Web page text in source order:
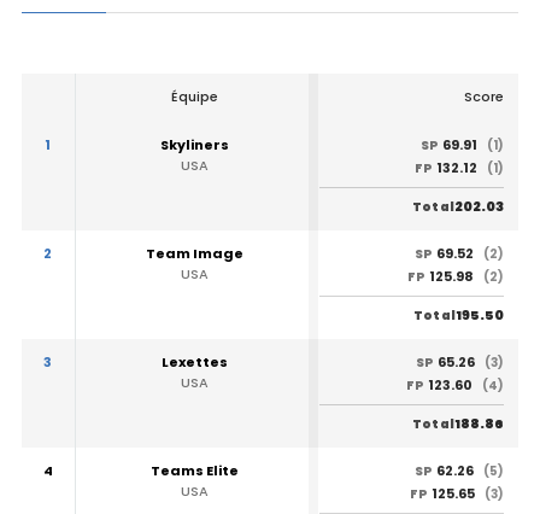
Équipe Score
1
Skyliners
USA
SP 69.91
(1)
FP 132.12 (1)
Total202.03
2
Team Image
USA
SP 69.52
(2)
FP 125.98 (2)
Total195.50
3
Lexettes
USA
SP 65.26 (3)
FP 123.60 (4)
Total188.86
4
Teams Elite
USA
SP 62.26 (5)
FP 125.65 (3)